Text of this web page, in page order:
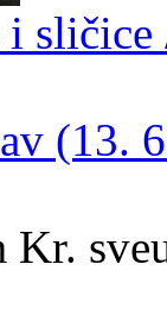
(13.
Kr.